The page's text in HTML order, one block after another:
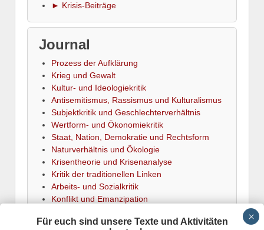
► Krisis-Beiträge
Journal
Prozess der Aufklärung
Krieg und Gewalt
Kultur- und Ideologiekritik
Antisemitismus, Rassismus und Kulturalismus
Subjektkritik und Geschlechterverhältnis
Wertform- und Ökonomiekritik
Staat, Nation, Demokratie und Rechtsform
Naturverhältnis und Ökologie
Krisentheorie und Krisenanalyse
Kritik der traditionellen Linken
Arbeits- und Sozialkritik
Konflikt und Emanzipation
Für euch sind unsere Texte und Aktivitäten